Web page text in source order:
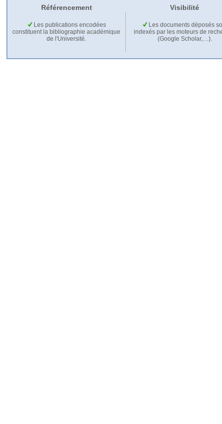
Référencement Visibilité
Les publications encodées
constituent la bibliographie académique
de l'Université.
Les documents déposés
indexés par les moteurs de
(Google Scholar,…).